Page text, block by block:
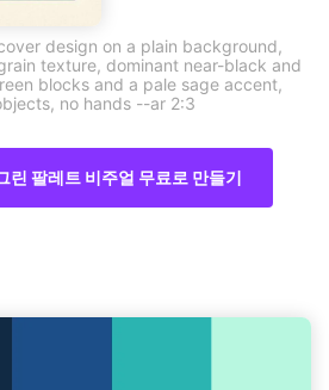
design on a plain background,
texture, dominant near-black and
blocks and a pale sage accent,
no hands --ar 2:3
린 팔레트 비주얼 무료로 만들기